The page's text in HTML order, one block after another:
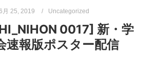
月 25, 2019 Uncategorized
0017] 新・学
速報版ポスター配信